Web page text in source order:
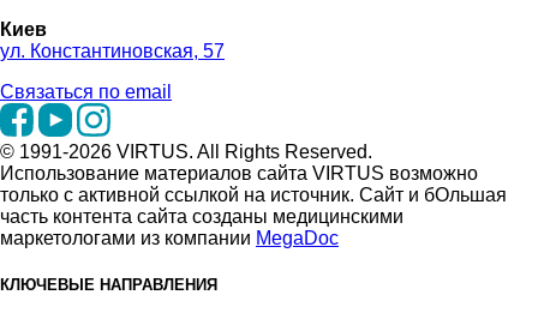
Киев
ул. Константиновская, 57
Связаться по email
© 1991-2026 VIRTUS. All Rights Reserved.
Использование материалов сайта VIRTUS возможно
только с активной ссылкой на источник. Сайт и бОльшая
часть контента сайта созданы медицинскими
маркетологами из компании MegaDoc
КЛЮЧЕВЫЕ НАПРАВЛЕНИЯ